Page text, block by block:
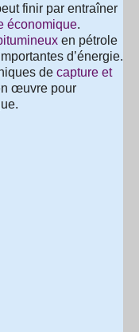
finir par entraîner
économique.
en pétrole
d’énergie.
de capture et
œuvre pour